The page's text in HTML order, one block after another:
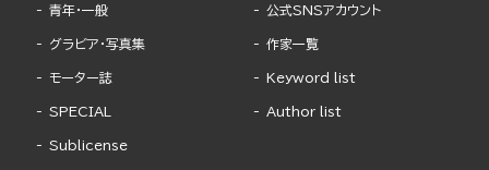
青年・一般
グラビア・写真集
モーター誌
SPECIAL
Sublicense
公式SNSアカウント
作家一覧
Keyword list
Author list